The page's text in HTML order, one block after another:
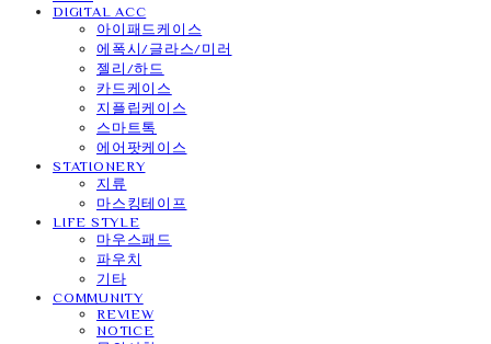
DIGITAL ACC
아이패드케이스
에폭시/글라스/미러
젤리/하드
카드케이스
지플립케이스
스마트톡
에어팟케이스
STATIONERY
지류
마스킹테이프
LIFE STYLE
마우스패드
파우치
기타
COMMUNITY
REVIEW
NOTICE